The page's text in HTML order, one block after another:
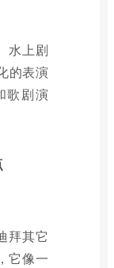
水上剧
的表演
歌剧演
拜其它
它像一